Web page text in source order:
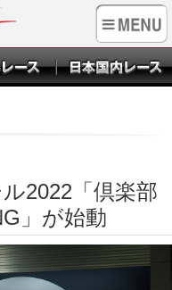
2022「倶楽部
」が始動